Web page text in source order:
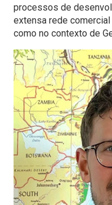
processos de
extensa rede
como no contexto de